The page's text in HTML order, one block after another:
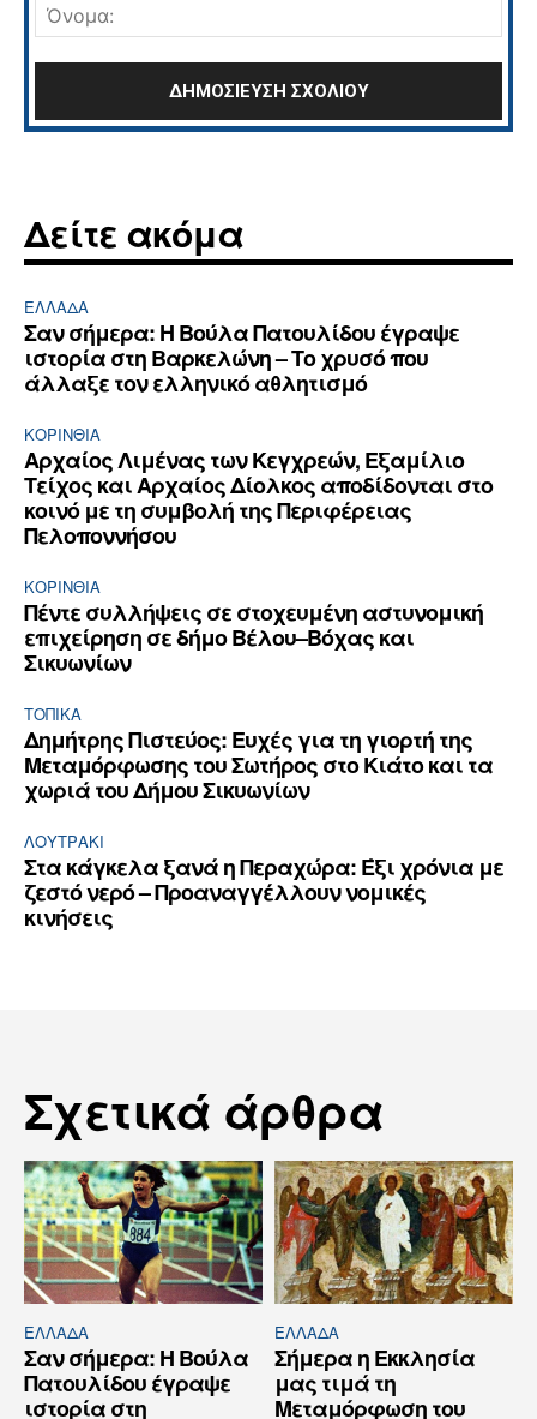
Δείτε ακόμα
ΕΛΛΆΔΑ
Σαν σήμερα: Η Βούλα Πατουλίδου έγραψε
ιστορία στη Βαρκελώνη – Το χρυσό που
άλλαξε τον ελληνικό αθλητισμό
ΚΟΡΙΝΘΊΑ
Αρχαίος Λιμένας των Κεγχρεών, Εξαμίλιο
Τείχος και Aρχαίος Δίολκος αποδίδονται στο
κοινό με τη συμβολή της Περιφέρειας
Πελοποννήσου
ΚΟΡΙΝΘΊΑ
Πέντε συλλήψεις σε στοχευμένη αστυνομική
επιχείρηση σε δήμο Βέλου–Βόχας και
Σικυωνίων
ΤΟΠΙΚΑ
Δημήτρης Πιστεύος: Ευχές για τη γιορτή της
Μεταμόρφωσης του Σωτήρος στο Κιάτο και τα
χωριά του Δήμου Σικυωνίων
ΛΟΥΤΡΆΚΙ
Στα κάγκελα ξανά η Περαχώρα: Έξι χρόνια με
ζεστό νερό – Προαναγγέλλουν νομικές
κινήσεις
Σχετικά άρθρα
ΕΛΛΆΔΑ
Σαν σήμερα: Η Βούλα
Πατουλίδου έγραψε
ιστορία στη
ΕΛΛΆΔΑ
Σήμερα η Εκκλησία
μας τιμά τη
Μεταμόρφωση του